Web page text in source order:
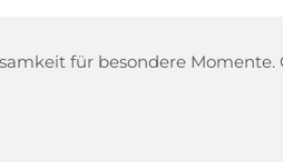
für besondere Momente.